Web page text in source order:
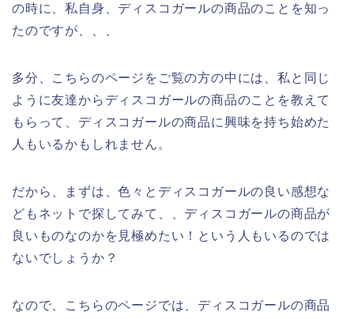
の時に、私自身、ディスコガールの商品のことを知っ
たのですが、、、
多分、こちらのページをご覧の方の中には、私と同じ
ように友達からディスコガールの商品のことを教えて
もらって、ディスコガールの商品に興味を持ち始めた
人もいるかもしれません。
だから、まずは、色々とディスコガールの良い感想な
どもネットで探してみて、、ディスコガールの商品が
良いものなのかを見極めたい！という人もいるのでは
ないでしょうか？
なので、こちらのページでは、ディスコガールの商品